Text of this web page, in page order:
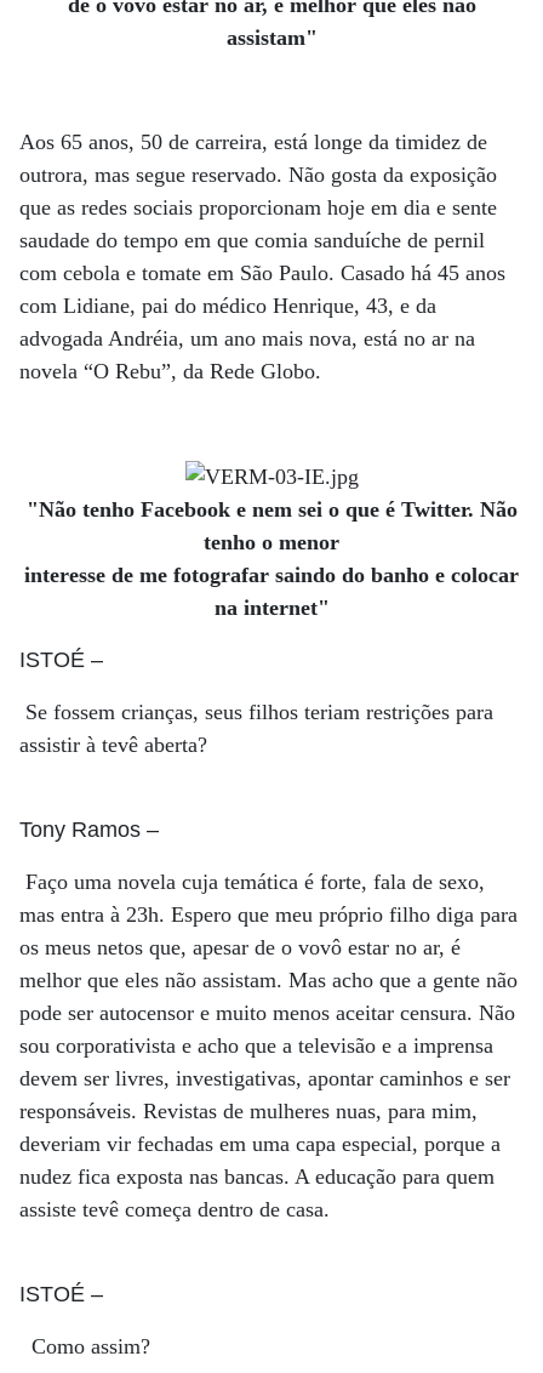
assistam"
Aos 65 anos, 50 de carreira, está longe da timidez de
outrora, mas segue reservado. Não gosta da exposição
que as redes sociais proporcionam hoje em dia e sente
saudade do tempo em que comia sanduíche de pernil
com cebola e tomate em São Paulo. Casado há 45 anos
com Lidiane, pai do médico Henrique, 43, e da
advogada Andréia, um ano mais nova, está no ar na
novela “O Rebu”, da Rede Globo.
"Não tenho Facebook e nem sei o que é Twitter. Não
tenho o menor
interesse de me fotografar saindo do banho e colocar
na internet"
ISTOÉ –
Se fossem crianças, seus filhos teriam restrições para
assistir à tevê aberta?
Tony Ramos –
Faço uma novela cuja temática é forte, fala de sexo,
mas entra à 23h. Espero que meu próprio filho diga para
os meus netos que, apesar de o vovô estar no ar, é
melhor que eles não assistam. Mas acho que a gente não
pode ser autocensor e muito menos aceitar censura. Não
sou corporativista e acho que a televisão e a imprensa
devem ser livres, investigativas, apontar caminhos e ser
responsáveis. Revistas de mulheres nuas, para mim,
deveriam vir fechadas em uma capa especial, porque a
nudez fica exposta nas bancas. A educação para quem
assiste tevê começa dentro de casa.
ISTOÉ –
Como assim?